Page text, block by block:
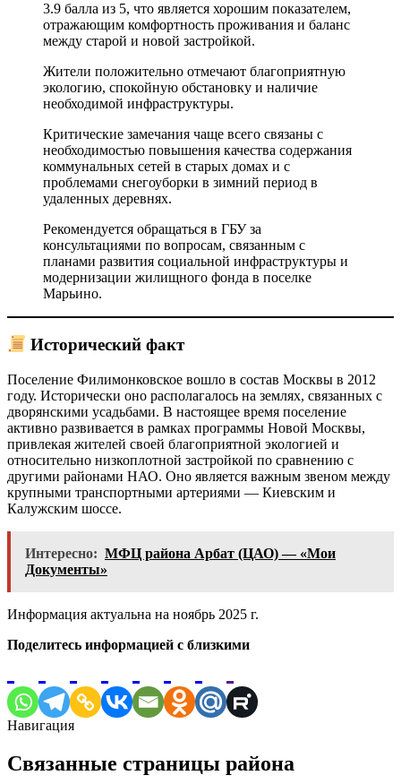
3.9 балла из 5, что является хорошим показателем,
отражающим комфортность проживания и баланс
между старой и новой застройкой.
Жители положительно отмечают благоприятную
экологию, спокойную обстановку и наличие
необходимой инфраструктуры.
Критические замечания чаще всего связаны с
необходимостью повышения качества содержания
коммунальных сетей в старых домах и с
проблемами снегоуборки в зимний период в
удаленных деревнях.
Рекомендуется обращаться в ГБУ за
консультациями по вопросам, связанным с
планами развития социальной инфраструктуры и
модернизации жилищного фонда в поселке
Марьино.
Исторический факт
Поселение Филимонковское вошло в состав Москвы в 2012
году. Исторически оно располагалось на землях, связанных с
дворянскими усадьбами. В настоящее время поселение
активно развивается в рамках программы Новой Москвы,
привлекая жителей своей благоприятной экологией и
относительно низкоплотной застройкой по сравнению с
другими районами НАО. Оно является важным звеном между
крупными транспортными артериями — Киевским и
Калужским шоссе.
Интересно: МФЦ района Арбат (ЦАО) — «Мои
Документы»
Информация актуальна на ноябрь 2025 г.
Поделитесь информацией с близкими
Навигация
Связанные страницы района